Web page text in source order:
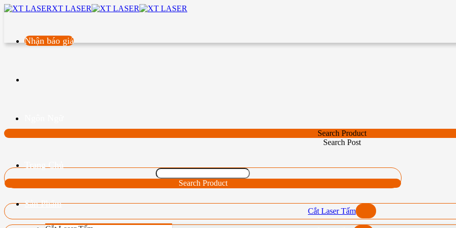
XT LASER
Nhận báo giá
Trang Chủ
Sản Phẩm
Search Product
Search Post
Search Product
Cắt Laser Tấm